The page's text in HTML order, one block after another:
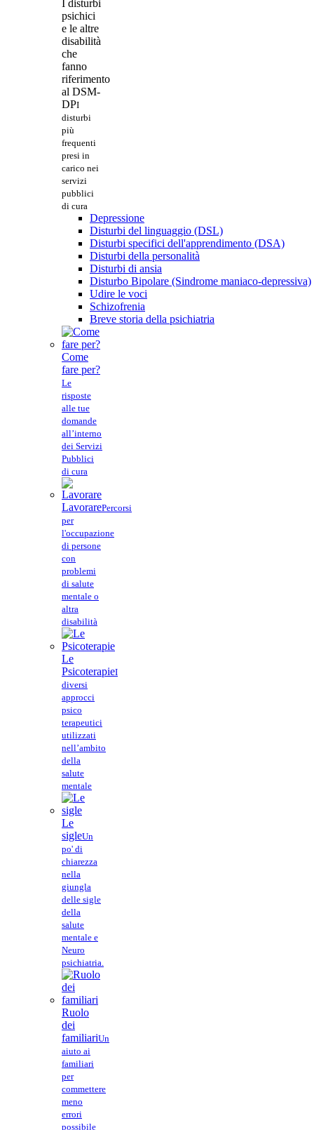
I disturbi
psichici
e le altre
disabilità
che
fanno
riferimento
al DSM-
DPI
disturbi
più
frequenti
presi in
carico nei
servizi
pubblici
di cura
Depressione
Disturbi del linguaggio (DSL)
Disturbi specifici dell'apprendimento (DSA)
Disturbi della personalità
Disturbi di ansia
Disturbo Bipolare (Sindrome maniaco-depressiva)
Udire le voci
Schizofrenia
Breve storia della psichiatria
Come
fare per?
Le
risposte
alle tue
domande
all’interno
dei Servizi
Pubblici
di cura
LavorarePercorsi
per
l'occupazione
di persone
con
problemi
di salute
mentale o
altra
disabilità
Le
PsicoterapieI
diversi
approcci
psico
terapeutici
utilizzati
nell’ambito
della
salute
mentale
Le
sigleUn
po' di
chiarezza
nella
giungla
delle sigle
della
salute
mentale e
Neuro
psichiatria.
Ruolo
dei
familiariUn
aiuto ai
familiari
per
commettere
meno
errori
possibile